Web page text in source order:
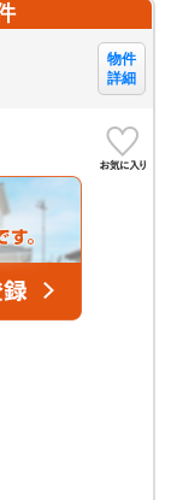
物件
詳細